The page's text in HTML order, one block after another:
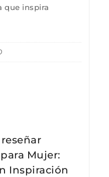
que inspira
Mujer:
Inspiración